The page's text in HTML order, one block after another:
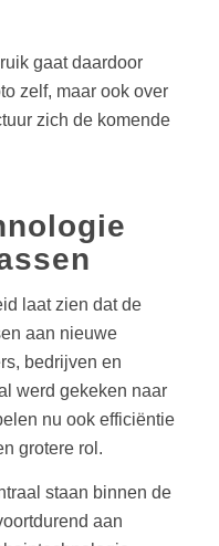
gaat daardoor
zelf, maar ook over
zich de komende
laat zien dat de
aan nieuwe
bedrijven en
werd gekeken naar
nu ook efficiëntie
grotere rol.
staan binnen de
aan